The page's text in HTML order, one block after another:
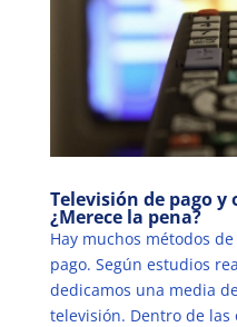
Televisión de pago
¿Merece la pena?
Hay muchos métodos
pago. Según estudios
dedicamos una media
televisión. Dentro de las